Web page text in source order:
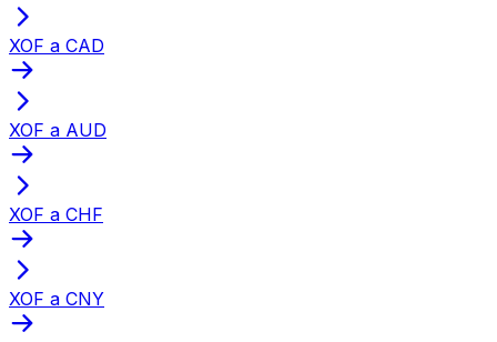
XOF a CAD
XOF a AUD
XOF a CHF
XOF a CNY